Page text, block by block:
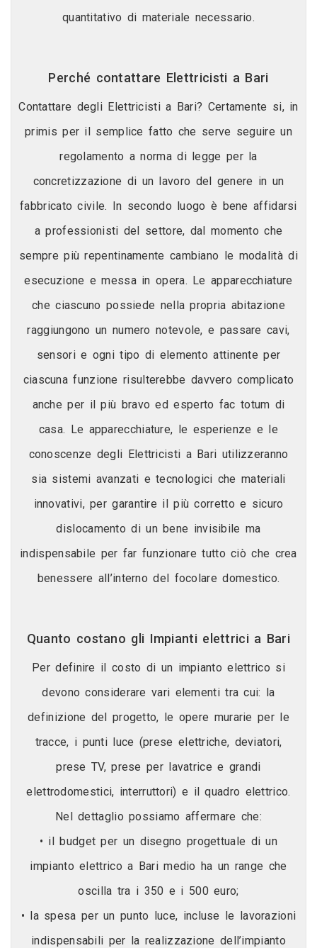
quantitativo di materiale necessario.
Perché contattare Elettricisti a Bari
Contattare degli Elettricisti a Bari? Certamente si, in
primis per il semplice fatto che serve seguire un
regolamento a norma di legge per la
concretizzazione di un lavoro del genere in un
fabbricato civile. In secondo luogo è bene affidarsi
a professionisti del settore, dal momento che
sempre più repentinamente cambiano le modalità di
esecuzione e messa in opera. Le apparecchiature
che ciascuno possiede nella propria abitazione
raggiungono un numero notevole, e passare cavi,
sensori e ogni tipo di elemento attinente per
ciascuna funzione risulterebbe davvero complicato
anche per il più bravo ed esperto fac totum di
casa. Le apparecchiature, le esperienze e le
conoscenze degli Elettricisti a Bari utilizzeranno
sia sistemi avanzati e tecnologici che materiali
innovativi, per garantire il più corretto e sicuro
dislocamento di un bene invisibile ma
indispensabile per far funzionare tutto ciò che crea
benessere all’interno del focolare domestico.
Quanto costano gli Impianti elettrici a Bari
Per definire il costo di un impianto elettrico si
devono considerare vari elementi tra cui: la
definizione del progetto, le opere murarie per le
tracce, i punti luce (prese elettriche, deviatori,
prese TV, prese per lavatrice e grandi
elettrodomestici, interruttori) e il quadro elettrico.
Nel dettaglio possiamo affermare che:
• il budget per un disegno progettuale di un
impianto elettrico a Bari medio ha un range che
oscilla tra i 350 e i 500 euro;
• la spesa per un punto luce, incluse le lavorazioni
indispensabili per la realizzazione dell’impianto